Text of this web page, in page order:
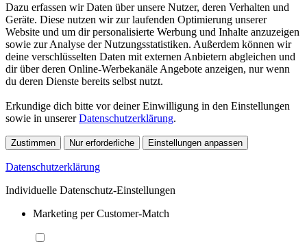
Dazu erfassen wir Daten über unsere Nutzer, deren Verhalten und
Geräte. Diese nutzen wir zur laufenden Optimierung unserer
Website und um dir personalisierte Werbung und Inhalte anzuzeigen
sowie zur Analyse der Nutzungsstatistiken. Außerdem können wir
deine verschlüsselten Daten mit externen Anbietern abgleichen und
dir über deren Online-Werbekanäle Angebote anzeigen, nur wenn
du deren Dienste bereits selbst nutzt.
Erkundige dich bitte vor deiner Einwilligung in den Einstellungen
sowie in unsererDatenschutzerklärung.
Zustimmen Nur erforderliche Einstellungen anpassen
Datenschutzerklärung
Individuelle Datenschutz-Einstellungen
Marketing per Customer-Match